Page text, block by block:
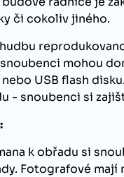
či cokoliv jiného.
mohou
USB flash
- snoubenci si
k obřadu si
Fotografové mají